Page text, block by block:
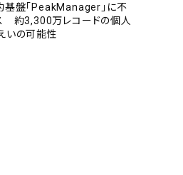
基盤「PeakManager」に不
約3,300万レコードの個人
いの可能性